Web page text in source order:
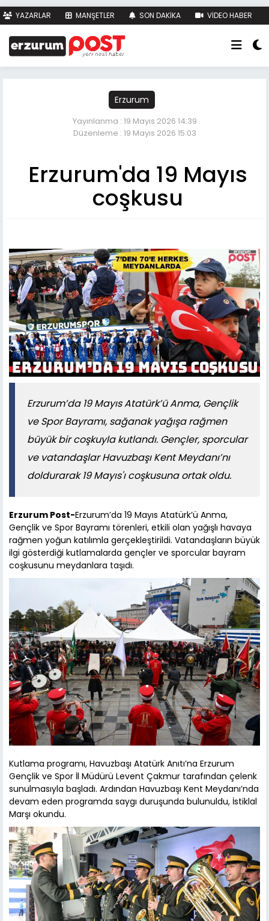
YAZARLAR MANŞETLER SON DAKİKA
VİDEO HABER
İLETİŞİM
Erzurum
Yayınlanma : 19 Mayıs 2026 14:39
Düzenleme : 19 Mayıs 2026 15:03
Erzurum'da 19 Mayıs
coşkusu
Erzurum’da 19 Mayıs Atatürk’ü Anma, Gençlik
ve Spor Bayramı, sağanak yağışa rağmen
büyük bir coşkuyla kutlandı. Gençler, sporcular
ve vatandaşlar Havuzbaşı Kent Meydanı’nı
doldurarak 19 Mayıs'ı coşkusuna ortak oldu.
Erzurum Post-Erzurum’da 19 Mayıs Atatürk’ü Anma,
Gençlik ve Spor Bayramı törenleri, etkili olan yağışlı havaya
rağmen yoğun katılımla gerçekleştirildi. Vatandaşların büyük
ilgi gösterdiği kutlamalarda gençler ve sporcular bayram
coşkusunu meydanlara taşıdı.
Kutlama programı, Havuzbaşı Atatürk Anıtı’na Erzurum
Gençlik ve Spor İl Müdürü Levent Çakmur tarafından çelenk
sunulmasıyla başladı. Ardından Havuzbaşı Kent Meydanı’nda
devam eden programda saygı duruşunda bulunuldu, İstiklal
Marşı okundu.